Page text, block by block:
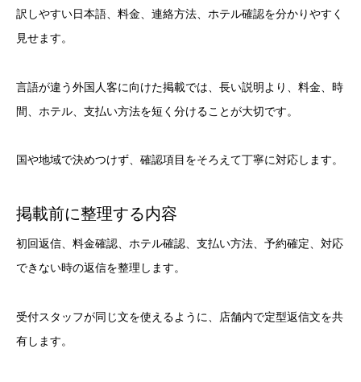
訳しやすい日本語、料金、連絡方法、ホテル確認を分かりやすく
見せます。
言語が違う外国人客に向けた掲載では、長い説明より、料金、時
間、ホテル、支払い方法を短く分けることが大切です。
国や地域で決めつけず、確認項目をそろえて丁寧に対応します。
掲載前に整理する内容
初回返信、料金確認、ホテル確認、支払い方法、予約確定、対応
できない時の返信を整理します。
受付スタッフが同じ文を使えるように、店舗内で定型返信文を共
有します。